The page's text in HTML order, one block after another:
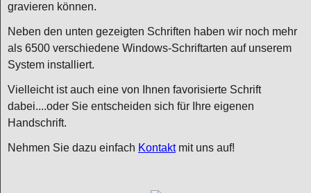
gravieren können.
Neben den unten gezeigten Schriften haben wir noch mehr
als 6500 verschiedene Windows-Schriftarten auf unserem
System installiert.
Vielleicht ist auch eine von Ihnen favorisierte Schrift
dabei....oder Sie entscheiden sich für Ihre eigenen
Handschrift.
Nehmen Sie dazu einfach Kontaktmit uns auf!